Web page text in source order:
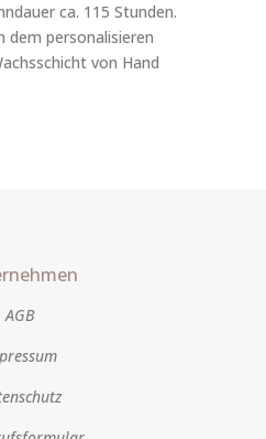
ca. 115 Stunden.
dem personalisieren
von Hand
AGB